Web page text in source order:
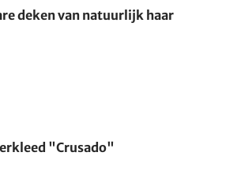
deken van natuurlijk haar
"Crusado"